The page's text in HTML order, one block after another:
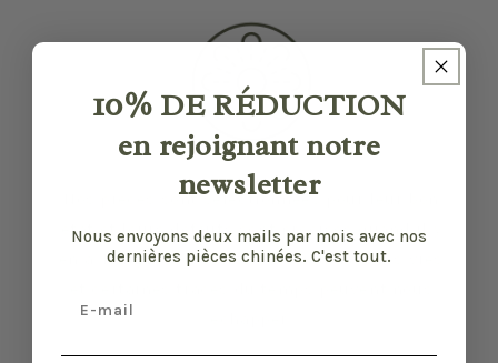
Nos pièces sont sélectionnées pour leur bon
état et leurs défauts sont précisés quand il y
en a. Malgré tout, elles ont vécu d'autres vies
10% DE RÉDUCTION
en rejoignant notre
newsletter
Nous envoyons deux mails par mois avec nos
dernières pièces chinées. C'est tout.